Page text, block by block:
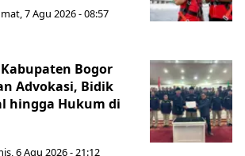
7 Agu 2026 - 08:57
Bogor
Advokasi, Bidik
hingga Hukum di
6 Agu 2026 - 21:12